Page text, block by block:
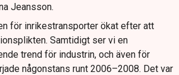
Jeansson.
för inrikestransporter ökat efter att
Samtidigt ser vi en
trend för industrin, och även för
någonstans runt 2006–2008. Det var